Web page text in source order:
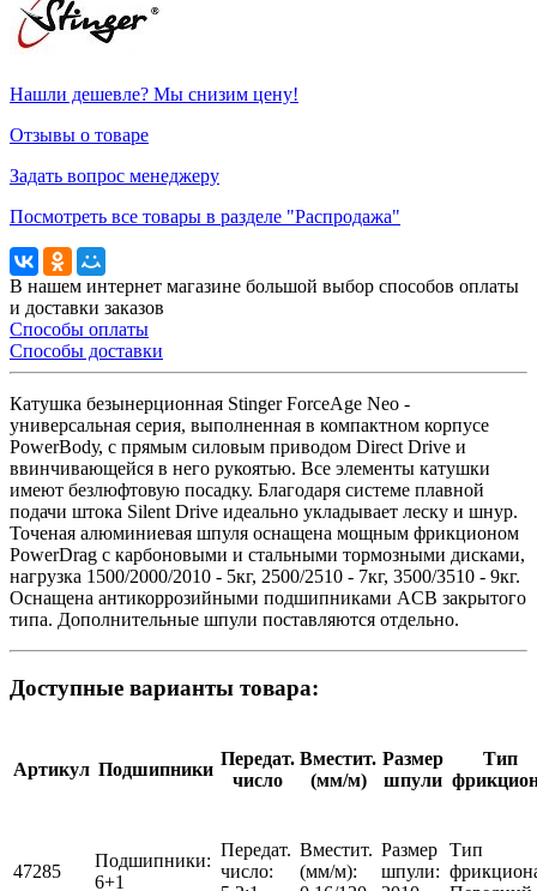
Нашли дешевле? Мы снизим цену!
Отзывы о товаре
Задать вопрос менеджеру
Посмотреть все товары в разделе "Распродажа"
В нашем интернет магазине большой выбор способов оплаты
и доставки заказов
Способы оплаты
Способы доставки
Катушка безынерционная Stinger ForceAge Neo -
универсальная серия, выполненная в компактном корпусе
PowerBodу, с прямым силовым приводом Direct Drive и
ввинчивающейся в него рукоятью. Все элементы катушки
имеют безлюфтовую посадку. Благодаря системе плавной
подачи штока Silent Drive идеально укладывает леску и шнур.
Точеная алюминиевая шпуля оснащена мощным фрикционом
PowerDrag с карбоновыми и стальными тормозными дисками,
нагрузка 1500/2000/2010 - 5кг, 2500/2510 - 7кг, 3500/3510 - 9кг.
Оснащена антикоррозийными подшипниками ACB закрытого
типа. Дополнительные шпули поставляются отдельно.
Доступные варианты товара:
Артикул Подшипники
Передат.
число
Вместит.
(мм/м)
Размер
шпули
Тип
47285
Подшипники:
6+1
Передат.
число:
Вместит.
(мм/м):
Размер
шпули:
Тип